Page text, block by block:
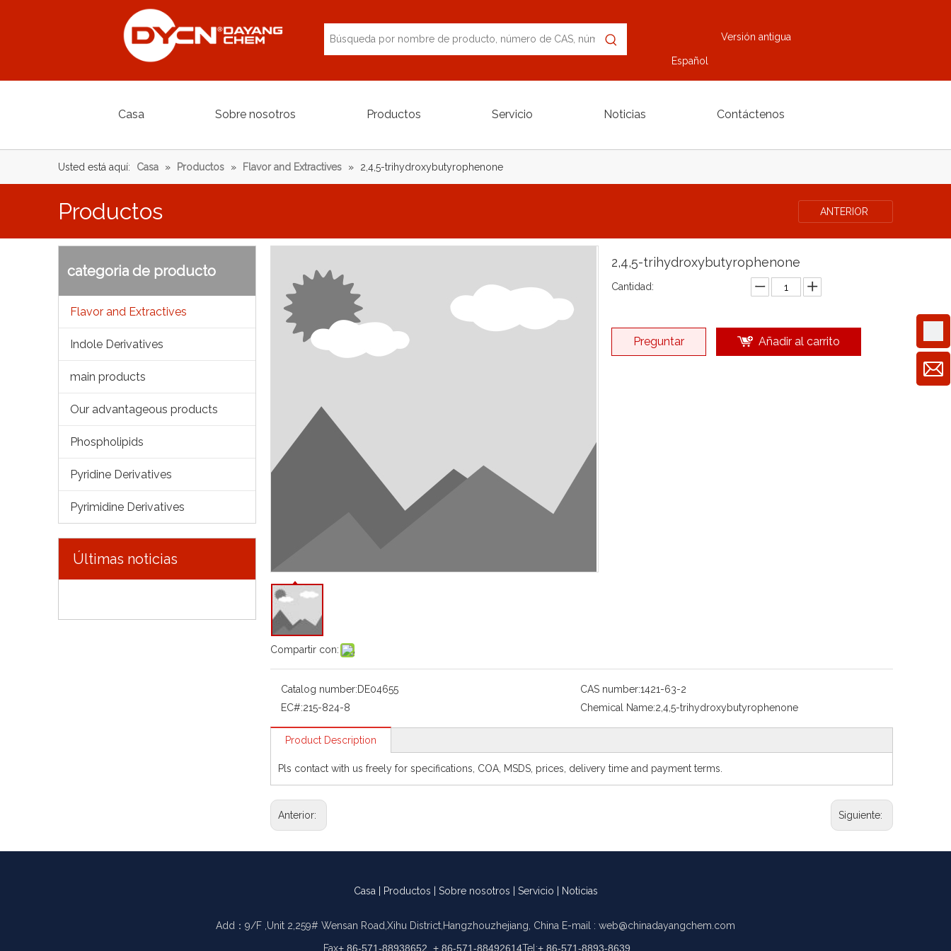
Español
Versión antigua
Casa Sobre nosotros Productos Servicio Noticias Contáctenos
Usted está aquí: Casa » Productos » Flavor and Extractives » 2,4,5-trihydroxybutyrophenone
Productos ANTERIOR
categoria de producto
Flavor and Extractives
Indole Derivatives
main products
Our advantageous products
Phospholipids
Pyridine Derivatives
Pyrimidine Derivatives
Últimas noticias
Compartir con:
2,4,5-trihydroxybutyrophenone
Cantidad:
Preguntar Añadir al carrito
Catalog number:DE04655 CAS number:1421-63-2
EC#:215-824-8 Chemical Name:2,4,5-trihydroxybutyrophenone
Product Description
Pls contact with us freely for specifications, COA, MSDS, prices, delivery time and payment terms.
Anterior: Siguiente:
Casa Productos Sobre nosotros Servicio Noticias
Add：9/F ,Unit 2,259# Wensan Road,Xihu District,Hangzhouzhejiang, China E-mail : web@chinadayangchem.com
Fax+ 86-571-88938652, + 86-571-88492614Tel:+ 86-571-8893-8639